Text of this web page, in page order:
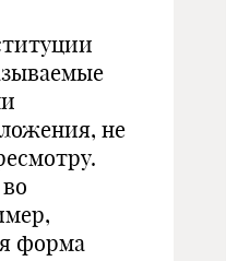
не
форма